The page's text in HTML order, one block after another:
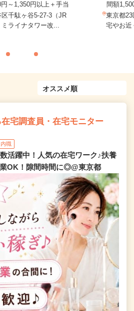
～1,350円以上＋手当
千駄ヶ谷5-27-3（JR
ミライナタワー改...
間額
東京都
宅やお近
宅調査員・在宅モニター
職
活躍中！人気の在宅ワーク♪扶養
OK！隙間時間に◎@東京都